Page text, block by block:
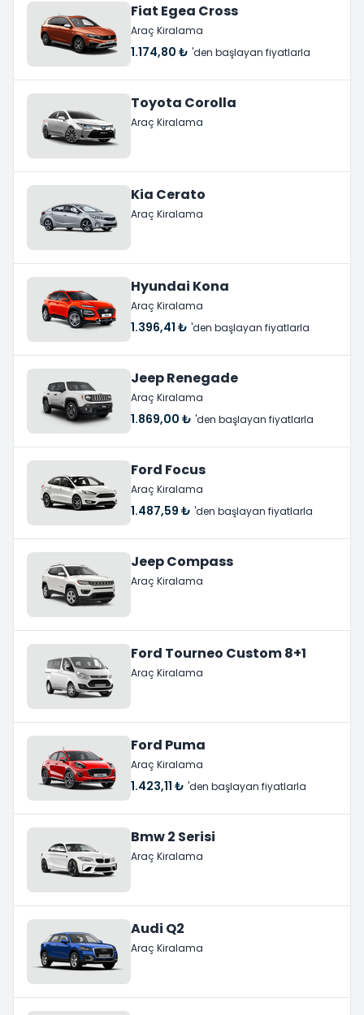
Fiat Egea Cross
Araç Kiralama
1.174,80 ₺ 'den başlayan fiyatlarla
Toyota Corolla
Araç Kiralama
Kia Cerato
Araç Kiralama
Hyundai Kona
Araç Kiralama
1.396,41 ₺ 'den başlayan fiyatlarla
Jeep Renegade
Araç Kiralama
1.869,00 ₺ 'den başlayan fiyatlarla
Ford Focus
Araç Kiralama
1.487,59 ₺ 'den başlayan fiyatlarla
Jeep Compass
Araç Kiralama
Ford Tourneo Custom 8+1
Araç Kiralama
Ford Puma
Araç Kiralama
1.423,11 ₺ 'den başlayan fiyatlarla
Bmw 2 Serisi
Araç Kiralama
Audi Q2
Araç Kiralama